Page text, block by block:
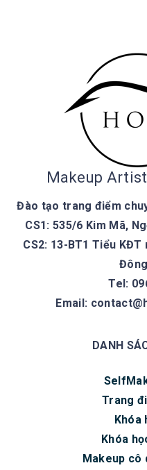
Makeup
Đào tạo trang điểm
CS1: 535/6 Kim Mã,
CS2: 13-BT1 Tiểu KĐT
Tel:
Email:
DANH
Trang
Khóa
Khóa
Makeup cô